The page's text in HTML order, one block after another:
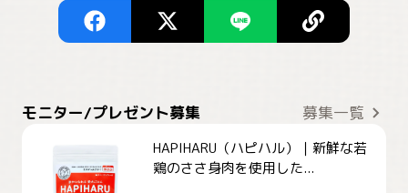
モニター/プレゼント募集 募集一覧
HAPIHARU（ハピハル）｜新鮮な若
鶏のささ身肉を使用した...